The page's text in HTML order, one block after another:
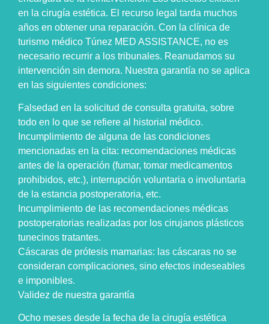
en la cirugía estética. El recurso legal tarda muchos
años en obtener una reparación. Con la clínica de
turismo médico Túnez MED ASSISTANCE, no es
necesario recurrir a los tribunales. Reanudamos su
intervención sin demora. Nuestra garantía no se aplica
en las siguientes condiciones:
Falsedad en la solicitud de consulta gratuita, sobre
todo en lo que se refiere al historial médico.
Incumplimiento de alguna de las condiciones
mencionadas en la cita: recomendaciones médicas
antes de la operación (fumar, tomar medicamentos
prohibidos, etc.), interrupción voluntaria o involuntaria
de la estancia postoperatoria, etc.
Incumplimiento de las recomendaciones médicas
postoperatorias realizadas por los cirujanos plásticos
tunecinos tratantes.
Cáscaras de prótesis mamarias: las cáscaras no se
consideran complicaciones, sino efectos indeseables
e imponibles.
Validez de nuestra garantía
Ocho meses desde la fecha de la cirugía estética